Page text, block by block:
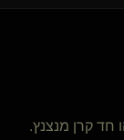
חד קרן מנצנץ.